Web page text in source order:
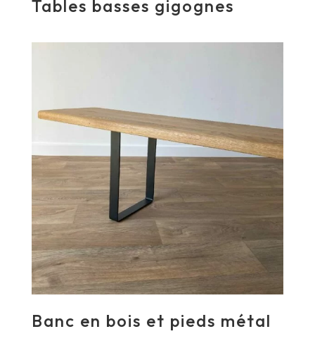
Tables basses gigognes
Banc en bois et pieds métal